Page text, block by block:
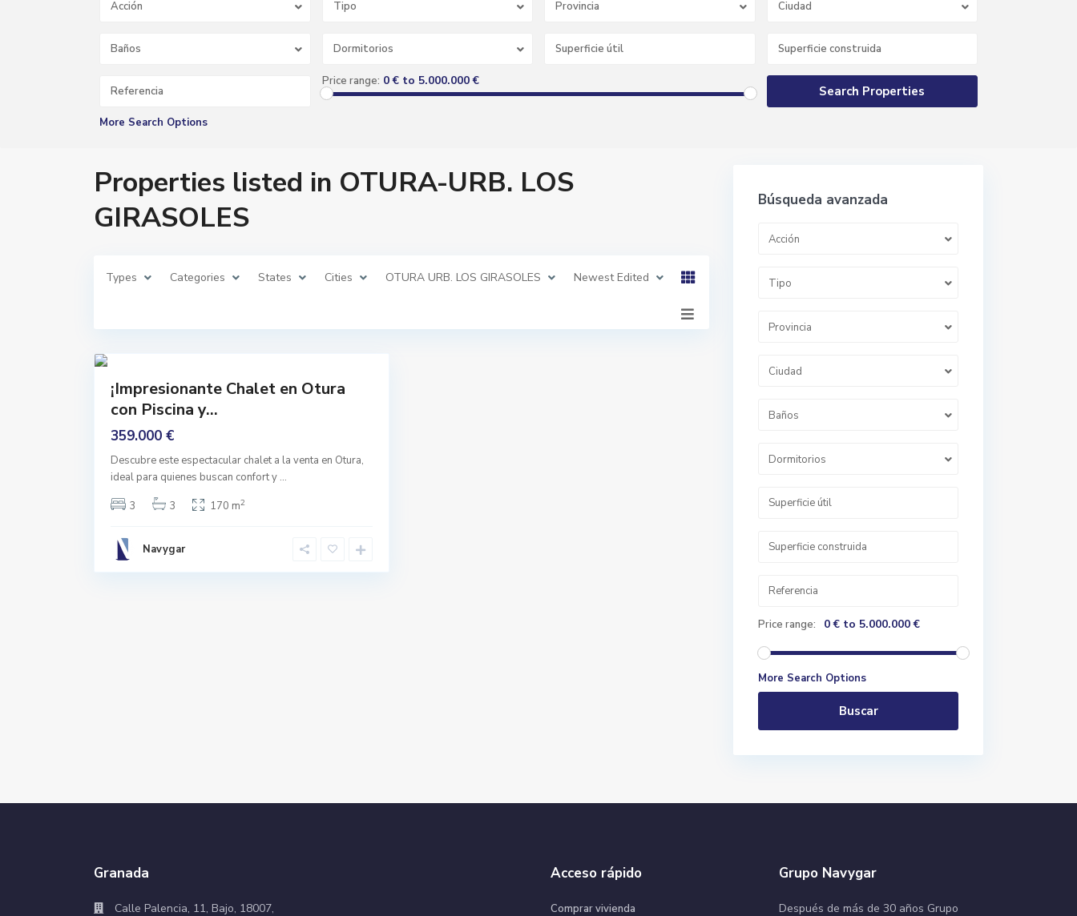
Acción Tipo Provincia Ciudad
Baños Dormitorios
Price range: 0 € to 5.000.000 €
More Search Options
Properties listed in OTURA-URB. LOS
GIRASOLES
Types Categories States Cities OTURA URB. LOS GIRASOLES Newest Edited
O
R
A
U
R
O
I
R
A
E
S
u
¡Impresionante Chalet en Otura
con Piscina y...
359.000 €
Descubre este espectacular chalet a la venta en Otura,
ideal para quienes buscan confort y ...
3
3 170 m2
Navygar
Búsqueda avanzada
Acción
Tipo
Provincia
Ciudad
Baños
Dormitorios
Price range: 0 € to 5.000.000 €
More Search Options
Buscar
Granada
Calle Palencia, 11, Bajo, 18007,
Acceso rápido
Comprar vivienda
Grupo Navygar
Después de más de 30 años Grupo